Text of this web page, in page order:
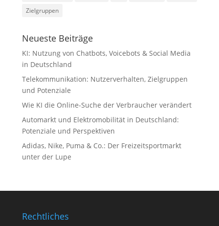
Zielgruppen
Neueste Beiträge
KI: Nutzung von Chatbots, Voicebots & Social Media
in Deutschland
Telekommunikation: Nutzerverhalten, Zielgruppen
und Potenziale
Wie KI die Online-Suche der Verbraucher verändert
Automarkt und Elektromobilität in Deutschland:
Potenziale und Perspektiven
Adidas, Nike, Puma & Co.: Der Freizeitsportmarkt
unter der Lupe
Rechtliches